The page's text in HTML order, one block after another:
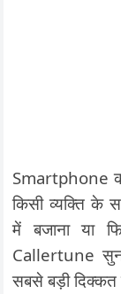
Smartphone
किसी व्यक्ति के
में बजाना या
Callertune
सबसे बड़ी